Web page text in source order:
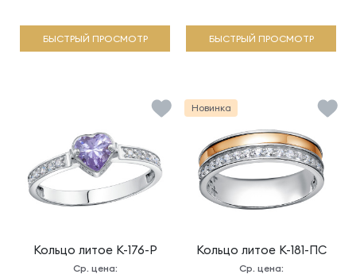
БЫСТРЫЙ ПРОСМОТР БЫСТРЫЙ ПРОСМОТР
Кольцо литое К-176-Р
Ср. цена:
Кольцо литое К-181-ПС
Ср. цена:
Новинка